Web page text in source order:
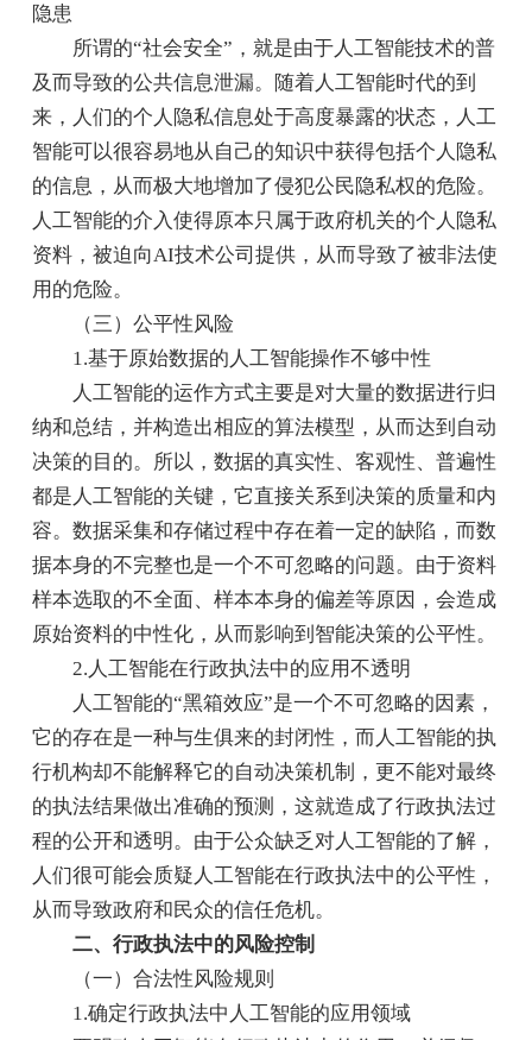
隐患
所谓的“社会安全”，就是由于人工智能技术的普
及而导致的公共信息泄漏。随着人工智能时代的到
来，人们的个人隐私信息处于高度暴露的状态，人工
智能可以很容易地从自己的知识中获得包括个人隐私
的信息，从而极大地增加了侵犯公民隐私权的危险。
人工智能的介入使得原本只属于政府机关的个人隐私
资料，被迫向AI技术公司提供，从而导致了被非法使
用的危险。
（三）公平性风险
1.基于原始数据的人工智能操作不够中性
人工智能的运作方式主要是对大量的数据进行归
纳和总结，并构造出相应的算法模型，从而达到自动
决策的目的。所以，数据的真实性、客观性、普遍性
都是人工智能的关键，它直接关系到决策的质量和内
容。数据采集和存储过程中存在着一定的缺陷，而数
据本身的不完整也是一个不可忽略的问题。由于资料
样本选取的不全面、样本本身的偏差等原因，会造成
原始资料的中性化，从而影响到智能决策的公平性。
2.人工智能在行政执法中的应用不透明
人工智能的“黑箱效应”是一个不可忽略的因素，
它的存在是一种与生俱来的封闭性，而人工智能的执
行机构却不能解释它的自动决策机制，更不能对最终
的执法结果做出准确的预测，这就造成了行政执法过
程的公开和透明。由于公众缺乏对人工智能的了解，
人们很可能会质疑人工智能在行政执法中的公平性，
从而导致政府和民众的信任危机。
二、行政执法中的风险控制
（一）合法性风险规则
1.确定行政执法中人工智能的应用领域